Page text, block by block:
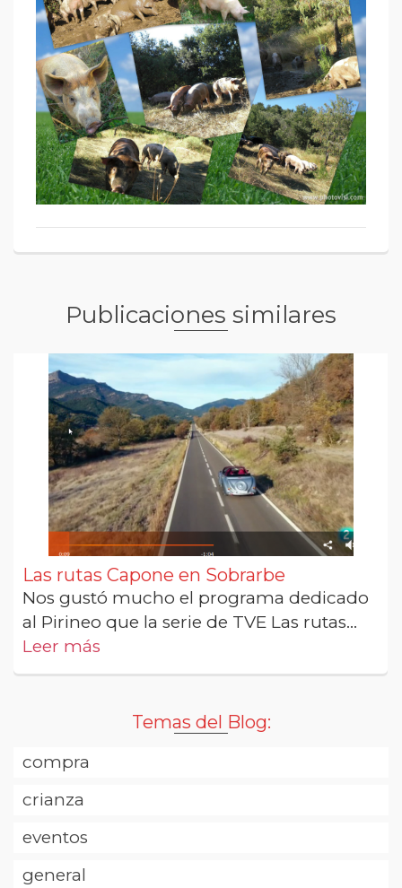
Publicaciones similares
Las rutas Capone en Sobrarbe
Nos gustó mucho el programa dedicado
al Pirineo que la serie de TVE Las rutas...
Leer más
Temas del Blog:
compra
crianza
eventos
general